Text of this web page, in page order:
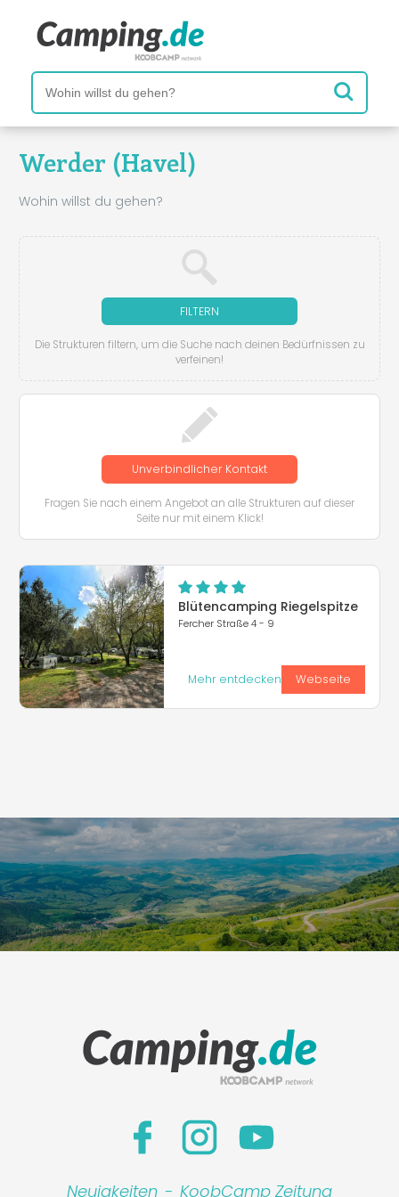
Werder (Havel)
Wohin willst du gehen?
FILTERN
Die Strukturen filtern, um die Suche nach deinen Bedürfnissen zu
verfeinen!
Unverbindlicher Kontakt
Fragen Sie nach einem Angebot an alle Strukturen auf dieser
Seite nur mit einem Klick!
Blütencamping Riegelspitze
Fercher Straße 4 - 9
Mehr entdecken Webseite
Neuigkeiten - KoobCamp Zeitung